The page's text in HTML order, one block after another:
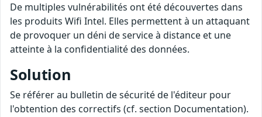
De multiples vulnérabilités ont été découvertes dans
les produits Wifi Intel. Elles permettent à un attaquant
de provoquer un déni de service à distance et une
atteinte à la confidentialité des données.
Solution
Se référer au bulletin de sécurité de l'éditeur pour
l'obtention des correctifs (cf. section Documentation).